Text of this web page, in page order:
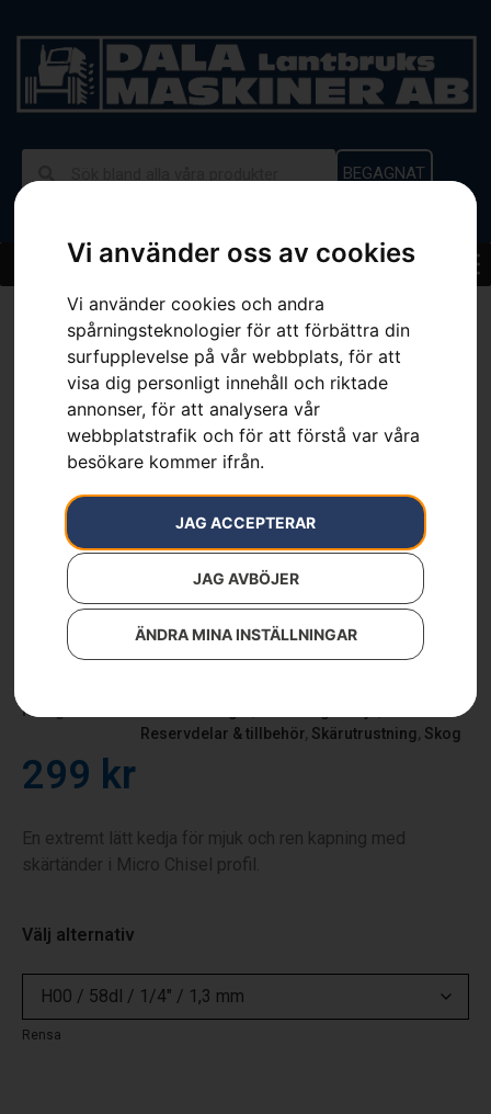
Vi använder oss av cookies
Vi använder cookies och andra
spårningsteknologier för att förbättra din
surfupplevelse på vår webbplats, för att
visa dig personligt innehåll och riktade
annonser, för att analysera vår
webbplatstrafik och för att förstå var våra
besökare kommer ifrån.
JAG ACCEPTERAR
JAG AVBÖJER
ÄNDRA MINA INSTÄLLNINGAR
BEGAGNAT
»Sortiment»Kedja H00
Kedja H00
Kategorier:
Reservdelar & tillbehör, Skärutrustning, Skog
299 kr
En extremt lätt kedja för mjuk och ren kapning med
skärtänder i Micro Chisel profil.
Välj alternativ
Rensa